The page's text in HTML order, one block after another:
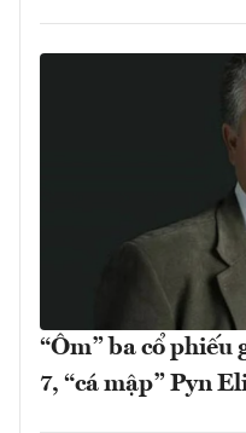
“Ôm” ba cổ
7, “cá mập” Pyn